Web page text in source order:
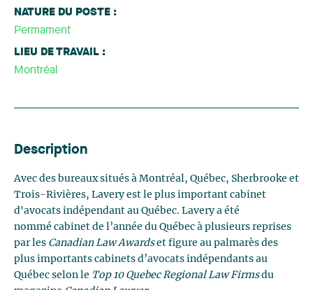
NATURE DU POSTE :
Permament
LIEU DE TRAVAIL :
Montréal
Description
Avec des bureaux situés à Montréal, Québec, Sherbrooke et
Trois-Rivières, Lavery est le plus important cabinet
d'avocats indépendant au Québec. Lavery a été
nommé cabinet de l’année du Québec à plusieurs reprises
par les Canadian Law Awardset figure au palmarès des
plus importants cabinets d’avocats indépendants au
Québec selon le Top 10 Quebec Regional Law Firmsdu